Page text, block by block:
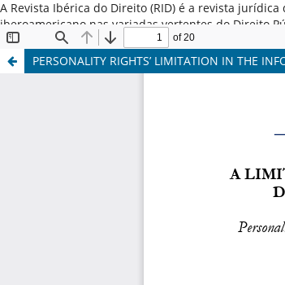
A Revista Ibérica do Direito (RID) é a revista
iberoamericano nas variadas vertentes do Direito
Latina, Espanha e Portugal. ISSN: 2184-7487
PERSONALITY RIGHTS’ LIMITATION IN THE